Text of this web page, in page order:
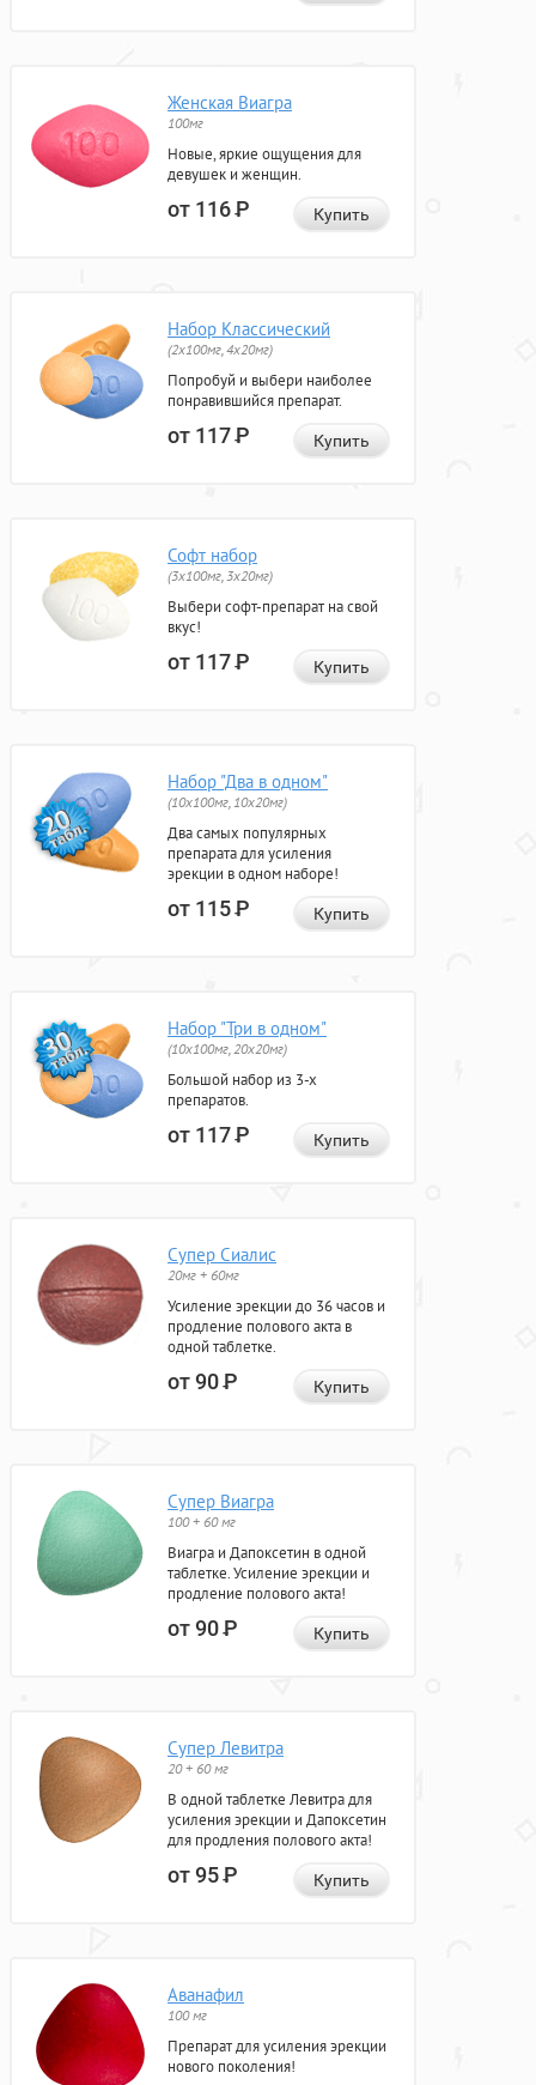
Женская Виагра
100мг
Новые, яркие ощущения для
девушек и женщин.
от 116Р Купить
Набор Классический
(2x100мг, 4x20мг)
Попробуй и выбери наиболее
понравившийся препарат.
от 117Р Купить
Софт набор
(3x100мг, 3x20мг)
Выбери софт-препарат на свой
вкус!
от 117Р Купить
Набор "Два в одном"
(10x100мг, 10x20мг)
Два самых популярных
препарата для усиления
эрекции в одном наборе!
от 115Р Купить
Набор "Три в одном"
(10x100мг, 20x20мг)
Большой набор из 3-х
препаратов.
от 117Р Купить
Супер Сиалис
20мг + 60мг
Усиление эрекции до 36 часов и
продление полового акта в
одной таблетке.
от 90Р Купить
Супер Виагра
100 + 60 мг
Виагра и Дапоксетин в одной
таблетке. Усиление эрекции и
продление полового акта!
от 90Р Купить
Супер Левитра
20 + 60 мг
В одной таблетке Левитра для
усиления эрекции и Дапоксетин
для продления полового акта!
от 95Р Купить
Аванафил
100 мг
Препарат для усиления эрекции
нового поколения!